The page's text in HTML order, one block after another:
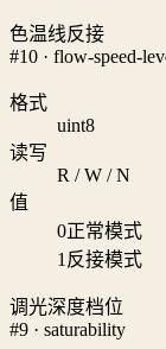
色温线反接
#10 · flow-speed-
格式
uint8
读写
R / W / N
值
0正常模式
1 反接模式
调光深度档位
#9 · saturability